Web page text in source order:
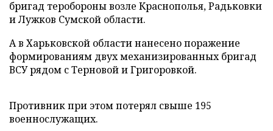
бригад теробороны возле Краснополья, Радьковки
и Лужков Сумской области.
А в Харьковской области нанесено поражение
формированиям двух механизированных бригад
ВСУ рядом с Терновой и Григоровкой.
Противник при этом потерял свыше 195
военнослужащих.